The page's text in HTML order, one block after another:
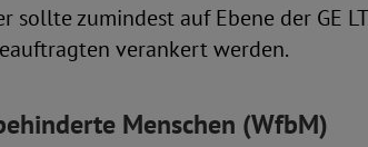
sollte zumindest auf Ebene der GE
verankert werden.
Menschen (WfbM)